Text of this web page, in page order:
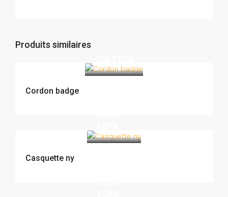
Produits similaires
Cordon badge
Casquette ny